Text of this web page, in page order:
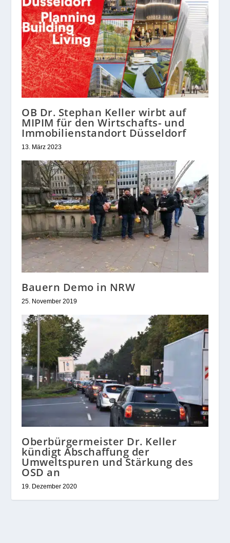
OB Dr. Stephan Keller wirbt auf
MIPIM für den Wirtschafts- und
Immobilienstandort Düsseldorf
13. März 2023
Bauern Demo in NRW
25. November 2019
Oberbürgermeister Dr. Keller
kündigt Abschaffung der
Umweltspuren und Stärkung des
OSD an
19. Dezember 2020